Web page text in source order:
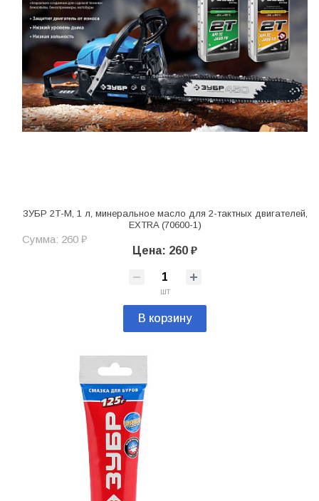
ЗУБР 2Т-М, 1 л, минеральное масло для 2-тактных двигателей,
EXTRA (70600-1)
Сумма: 260 ₽
Цена: 260 ₽
шт
В корзину